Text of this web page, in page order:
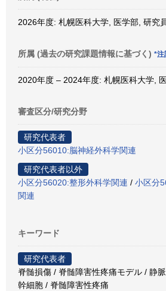
2026年度: 札幌医科大学, 医学部, 研究
所属 (過去の研究課題情報に基づく) *注
2020年度 – 2024年度: 札幌医科大学,
審査区分/研究分野
研究代表者
小区分56010:脳神経外科学関連
研究代表者以外
小区分56020:整形外科学関連 / 小区分
関連
キーワード
研究代表者
脊髄損傷 / 脊髄障害性疼痛モデル / 静
幹細胞 / 脊髄障害性疼痛